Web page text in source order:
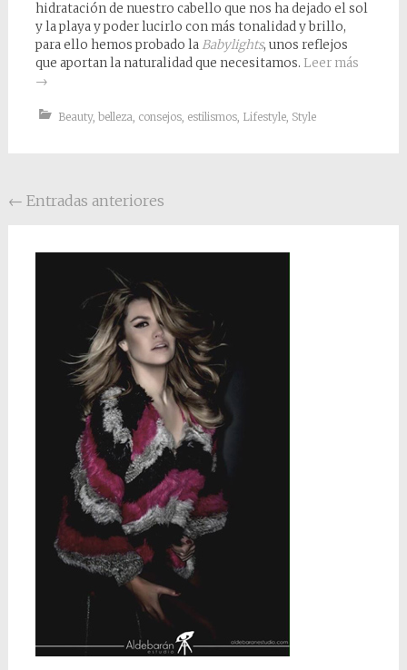
hidratación de nuestro cabello que nos ha dejado el sol
y la playa y poder lucirlo con más tonalidad y brillo,
para ello hemos probado laBabylights, unos reflejos
que aportan la naturalidad que necesitamos. Leer más
→
Beauty, belleza, consejos, estilismos, Lifestyle, Style
Posts navigation
← Entradas anteriores